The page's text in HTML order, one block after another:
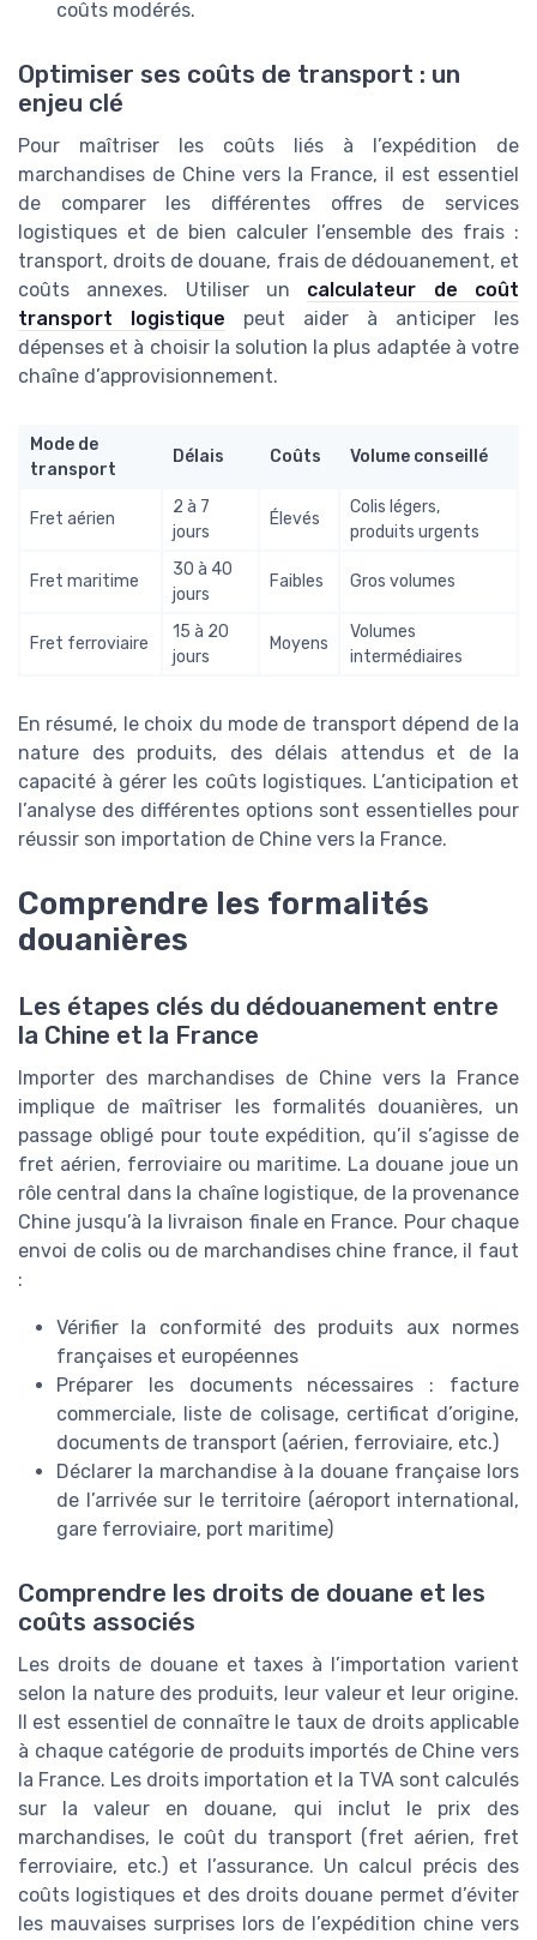
coûts modérés.
Optimiser ses coûts de transport : un
enjeu clé
Pour maîtriser les coûts liés à l’expédition de
marchandises de Chine vers la France, il est essentiel
de comparer les différentes offres de services
logistiques et de bien calculer l’ensemble des frais :
transport, droits de douane, frais de dédouanement, et
coûts annexes. Utiliser un calculateur de coût
transport logistique peut aider à anticiper les
dépenses et à choisir la solution la plus adaptée à votre
chaîne d’approvisionnement.
Mode de
transport
Délais Coûts Volume conseillé
Fret aérien
2 à 7
jours
Élevés
Colis légers,
produits urgents
Fret maritime
30 à 40
jours
Faibles Gros volumes
Fret ferroviaire
15 à 20
jours
Moyens
Volumes
intermédiaires
En résumé, le choix du mode de transport dépend de la
nature des produits, des délais attendus et de la
capacité à gérer les coûts logistiques. L’anticipation et
l’analyse des différentes options sont essentielles pour
réussir son importation de Chine vers la France.
Comprendre les formalités
douanières
Les étapes clés du dédouanement entre
la Chine et la France
Importer des marchandises de Chine vers la France
implique de maîtriser les formalités douanières, un
passage obligé pour toute expédition, qu’il s’agisse de
fret aérien, ferroviaire ou maritime. La douane joue un
rôle central dans la chaîne logistique, de la provenance
Chine jusqu’à la livraison finale en France. Pour chaque
envoi de colis ou de marchandises chine france, il faut
:
Vérifier la conformité des produits aux normes
françaises et européennes
Préparer les documents nécessaires : facture
commerciale, liste de colisage, certificat d’origine,
documents de transport (aérien, ferroviaire, etc.)
Déclarer la marchandise à la douane française lors
de l’arrivée sur le territoire (aéroport international,
gare ferroviaire, port maritime)
Comprendre les droits de douane et les
coûts associés
Les droits de douane et taxes à l’importation varient
selon la nature des produits, leur valeur et leur origine.
Il est essentiel de connaître le taux de droits applicable
à chaque catégorie de produits importés de Chine vers
la France. Les droits importation et la TVA sont calculés
sur la valeur en douane, qui inclut le prix des
marchandises, le coût du transport (fret aérien, fret
ferroviaire, etc.) et l’assurance. Un calcul précis des
coûts logistiques et des droits douane permet d’éviter
les mauvaises surprises lors de l’expédition chine vers